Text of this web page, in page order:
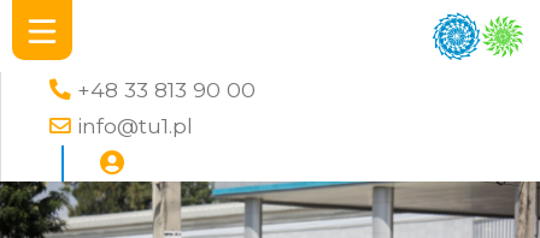
+48 33 813 90 00
info@tu1.pl